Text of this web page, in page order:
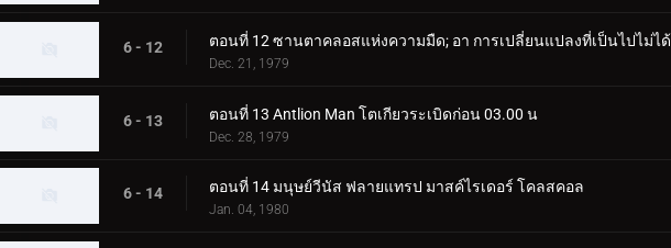
6 - 12 ตอนที่ 12 ซานตาคลอสแห่งความมืด; อา การเปลี่ยนแปลงที่เป็นไปไม่ได้
Dec. 21, 1979
6 - 13 ตอนที่ 13 Antlion Man โตเกียวระเบิดก่อน 03.00 น
Dec. 28, 1979
6 - 14 ตอนที่ 14 มนุษย์วีนัส ฟลายแทรป มาสค์ไรเดอร์ โคลสคอล
Jan. 04, 1980